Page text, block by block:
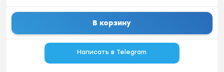
В корзину
Написать в Telegram